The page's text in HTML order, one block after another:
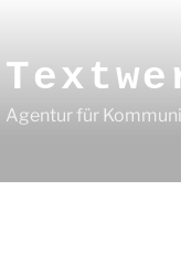
Agentur für